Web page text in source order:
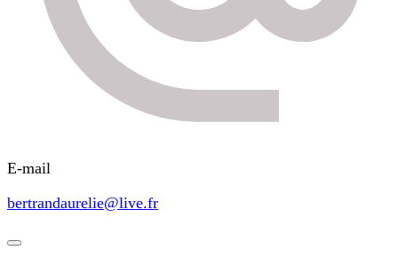
E-mail
bertrandaurelie@live.fr